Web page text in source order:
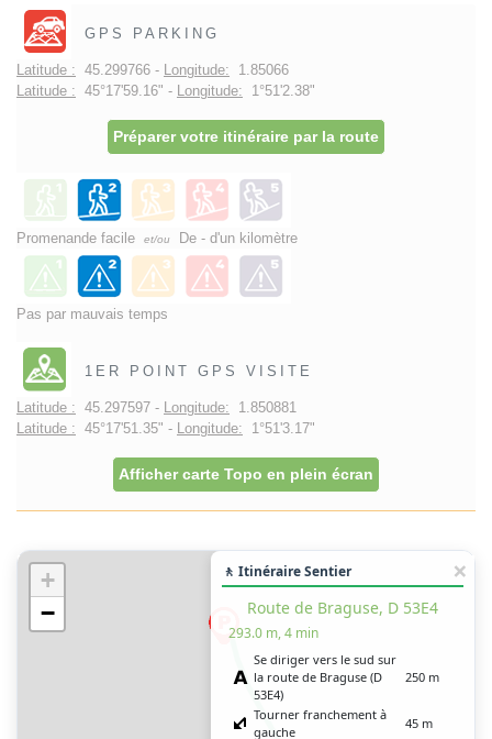
GPS PARKING
Latitude : 45.299766 - Longitude: 1.85066
Latitude : 45°17'59.16" - Longitude: 1°51'2.38"
Préparer votre itinéraire par la route
Promenande facile et/ou De - d'un kilomètre
Pas par mauvais temps
1ER POINT GPS VISITE
Latitude : 45.297597 - Longitude: 1.850881
Latitude : 45°17'51.35" - Longitude: 1°51'3.17"
Afficher carte Topo en plein écran
+
−
🚶 Itinéraire Sentier
Route de Braguse, D 53E4
293.0 m, 4 min
Se diriger vers le sud sur
la route de Braguse (D
53E4)
250 m
Tourner franchement à
gauche
45 m